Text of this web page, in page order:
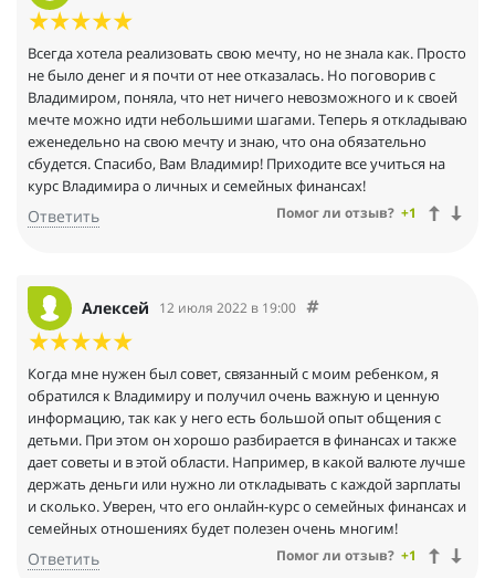
Всегда хотела реализовать свою мечту, но не знала как. Просто
не было денег и я почти от нее отказалась. Но поговорив с
Владимиром, поняла, что нет ничего невозможного и к своей
мечте можно идти небольшими шагами. Теперь я откладываю
еженедельно на свою мечту и знаю, что она обязательно
сбудется. Спасибо, Вам Владимир! Приходите все учиться на
курс Владимира о личных и семейных финансах!
Ответить Помог ли отзыв? +1
Алексей 12 июля 2022 в 19:00
Когда мне нужен был совет, связанный с моим ребенком, я
обратился к Владимиру и получил очень важную и ценную
информацию, так как у него есть большой опыт общения с
детьми. При этом он хорошо разбирается в финансах и также
дает советы и в этой области. Например, в какой валюте лучше
держать деньги или нужно ли откладывать с каждой зарплаты
и сколько. Уверен, что его онлайн-курс о семейных финансах и
семейных отношениях будет полезен очень многим!
Ответить Помог ли отзыв? +1